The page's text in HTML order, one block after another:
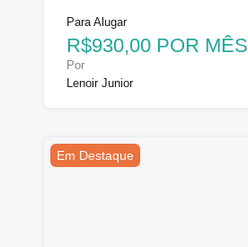
Para Alugar
R$930,00 POR MÊS
Por
Lenoir Junior
Em Destaque